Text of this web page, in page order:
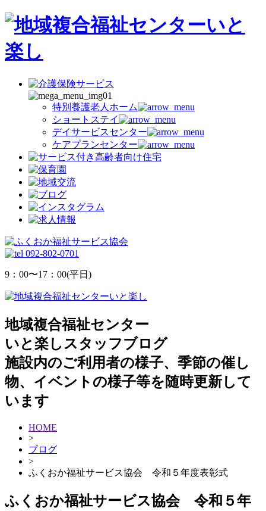
特別養護老人ホーム
ショートステイ
デイサービスセンター
ケアプランセンター
092-802-0701
9：00〜17：00(平日)
地域複合福祉センター
いと楽しスタッフブログ
施設内のご利用者の様子、季節の催し
物、イベントの様子等を随時更新して
います
HOME
>
ブログ
>
ふくおか福祉サービス協会 令和５年度表彰式
ふくおか福祉サービス協会 令和５年